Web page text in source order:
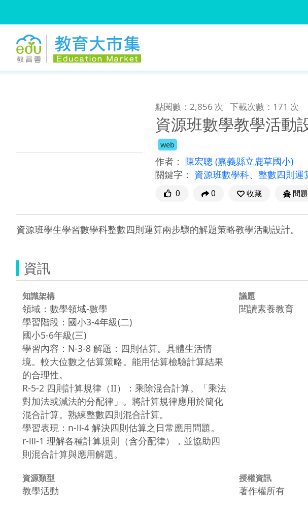
點閱數：2,856 次 下載次數：171 次
資源班數學教學活動
web
作者： 陳宏聰 (嘉義縣立鹿草國小)
關鍵字： 資源班數學科、 整數四則運
0 0 收藏 問
資源班學生學習數學科整數四則運算兩步驟的解題策略教學活動設計。
資訊
知識架構
領域：數學領域-數學
學習階段：國小3-4年級(二)
國小5-6年級(三)
學習內容：N-3-8 解題：四則估算。具體生活情
境。較大位數之估算策略。能用估算檢驗計算結果
的合理性。
R-5-2 四則計算規律（II）：乘除混合計算。「乘法
對加法或減法的分配律」。將計算規律應用於簡化
混合計算。熟練整數四則混合計算。
學習表現：n-Ⅱ-4 解決四則估算之日常應用問題。
r-Ⅲ-1 理解各種計算規則（含分配律），並協助四
則混合計算與應用解題。
議題
閱讀素養教育
資源類型
教學活動
授權資訊
著作權所有